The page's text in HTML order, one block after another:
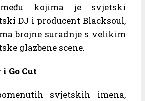
među kojima je svjetski
DJ i producent Blacksoul,
brojne suradnje s velikim
glazbene scene.
Go Cut
svjetskih imena,